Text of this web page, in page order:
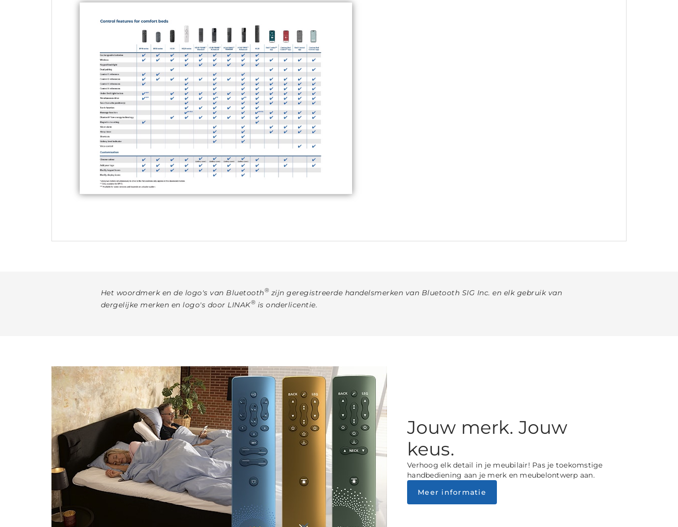
Het woordmerk en de logo's van Bluetooth® zijn geregistreerde handelsmerken van Bluetooth SIG Inc. en elk gebruik van
dergelijke merken en logo's door LINAK® is onderlicentie.
Jouw merk. Jouw
keus.
Verhoog elk detail in je meubilair! Pas je toekomstige
handbediening aan je merk en meubelontwerp aan.
Meer informatie